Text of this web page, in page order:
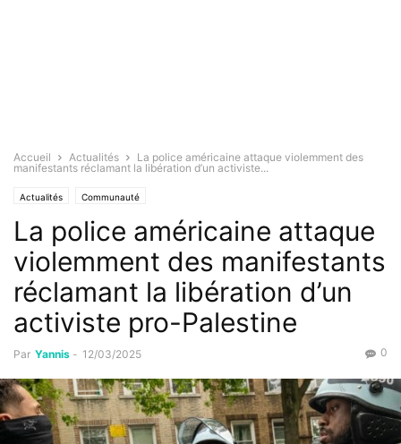
Accueil Actualités
La police américaine attaque violemment des
manifestants réclamant la libération d’un activiste...
Actualités Communauté
La police américaine attaque
violemment des manifestants
réclamant la libération d’un
activiste pro-Palestine
Par Yannis - 12/03/2025 0